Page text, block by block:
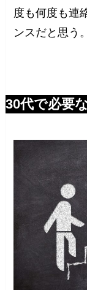
度も何度も連
ンスだと思う。
30代で必要